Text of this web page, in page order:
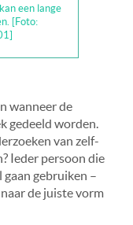
een lange
[Foto:
wanneer de
gedeeld worden.
van zelf-
Ieder persoon die
gebruiken –
de juiste vorm